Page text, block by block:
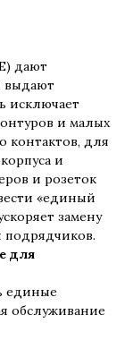
дают
выдают
исключает
и малых
контактов, для
и
и розеток
«единый
замену
для
единые
обслуживание